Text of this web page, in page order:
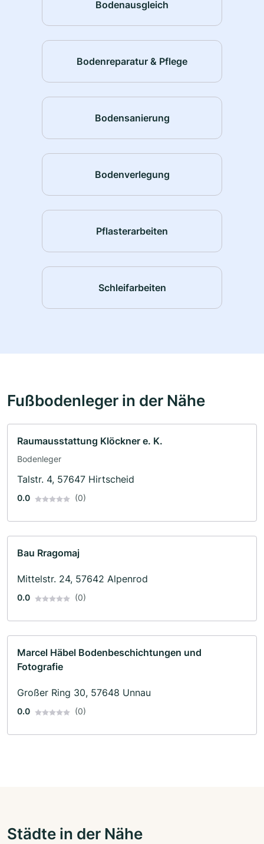
Bodenausgleich
Bodenreparatur & Pflege
Bodensanierung
Bodenverlegung
Pflasterarbeiten
Schleifarbeiten
Fußbodenleger in der Nähe
Raumausstattung Klöckner e. K.
Bodenleger
Talstr. 4, 57647 Hirtscheid
0.0 (0)
Bau Rragomaj
Mittelstr. 24, 57642 Alpenrod
0.0 (0)
Marcel Häbel Bodenbeschichtungen und
Fotografie
Großer Ring 30, 57648 Unnau
0.0 (0)
Städte in der Nähe